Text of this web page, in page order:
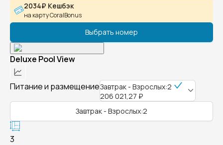
2034₽ Кешбэк
на карту CoralBonus
Выбрать номер
Deluxe Pool View
Питание и размещениеЗавтрак - Взрослых:2
206 021,27 ₽
Завтрак - Взрослых:2
3